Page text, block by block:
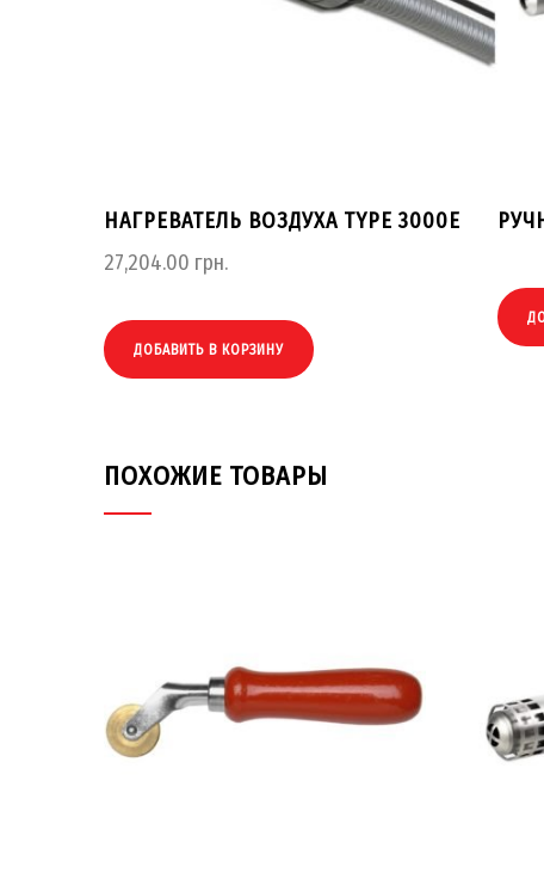
НАГРЕВАТЕЛЬ ВОЗДУХА TYPE 3000E
27,204.00 грн.
ДОБАВИТЬ В КОРЗИНУ
ПОХОЖИЕ ТОВАРЫ